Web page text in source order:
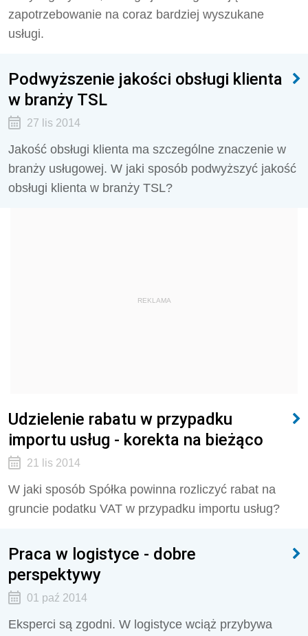
zapotrzebowanie na coraz bardziej wyszukane
usługi.
Podwyższenie jakości obsługi klienta
w branży TSL
27 lis 2014
Jakość obsługi klienta ma szczególne znaczenie w
branży usługowej. W jaki sposób podwyższyć jakość
obsługi klienta w branży TSL?
REKLAMA
Udzielenie rabatu w przypadku
importu usług - korekta na bieżąco
21 lis 2014
W jaki sposób Spółka powinna rozliczyć rabat na
gruncie podatku VAT w przypadku importu usług?
Praca w logistyce - dobre
perspektywy
01 paź 2014
Eksperci są zgodni. W logistyce wciąż przybywa